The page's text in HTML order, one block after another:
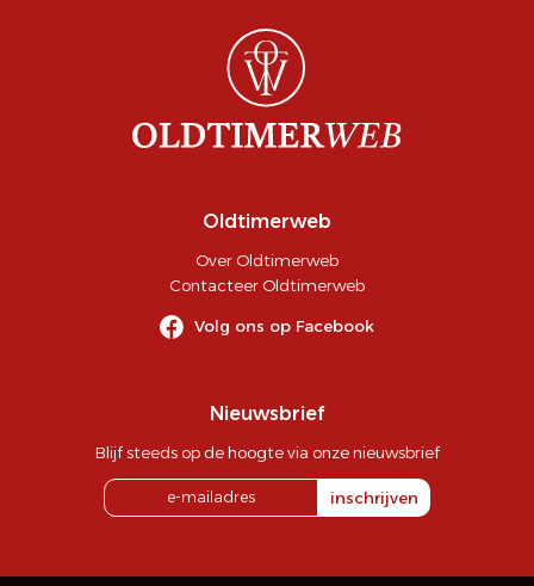
Oldtimerweb
Over Oldtimerweb
Contacteer Oldtimerweb
Volg ons op Facebook
Nieuwsbrief
Blijf steeds op de hoogte via onze nieuwsbrief
inschrijven